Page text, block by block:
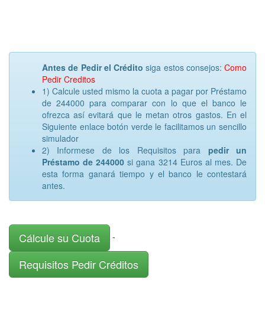
Antes de Pedir el Crédito siga estos consejos: Como
Pedir Creditos
1) Calcule usted mismo la cuota a pagar por Préstamo
de 244000 para comparar con lo que el banco le
ofrezca así evitará que le metan otros gastos. En el
Siguiente enlace botón verde le facilitamos un sencillo
simulador
2) Informese de los Requisitos para pedir un
Préstamo de 244000si gana 3214 Euros al mes. De
esta forma ganará tiempo y el banco le contestará
antes.
Cálcule su Cuota -
Requisitos Pedir Créditos